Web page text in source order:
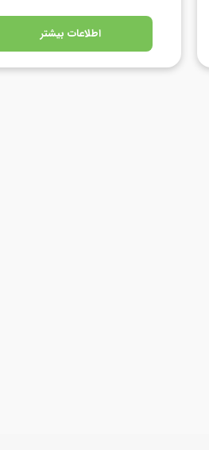
اطلاعات بیشتر